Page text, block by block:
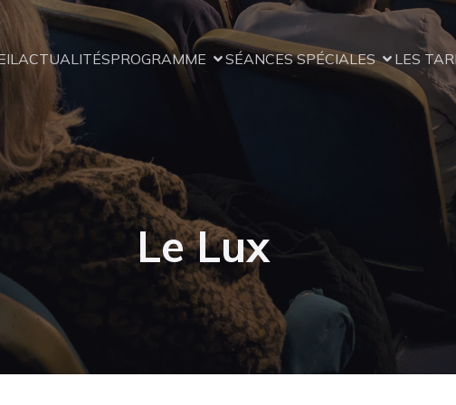
ACTUALITÉSPROGRAMME SÉANCES SPÉCIALES LES
Le Lux